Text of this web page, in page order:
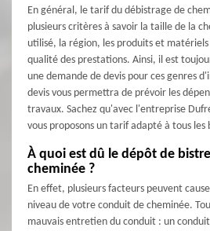
En général, le tarif du débistrage de
plusieurs critères à savoir la taille de la
utilisé, la région, les produits et matériels
qualité des prestations. Ainsi, il est
une demande de devis pour ces genres
devis vous permettra de prévoir les
travaux. Sachez qu'avec l'entreprise
vous proposons un tarif adapté à tous les
À quoi est dû le dépôt de
cheminée ?
En effet, plusieurs facteurs peuvent
niveau de votre conduit de cheminée.
mauvais entretien du conduit : un